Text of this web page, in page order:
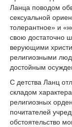
Ланца поводом
сексуальной
толерантное» и
свою достаточно
верующими
религиозными
достойным
С детства Ланц
складом
религиозных
почитателей
обстоятельство